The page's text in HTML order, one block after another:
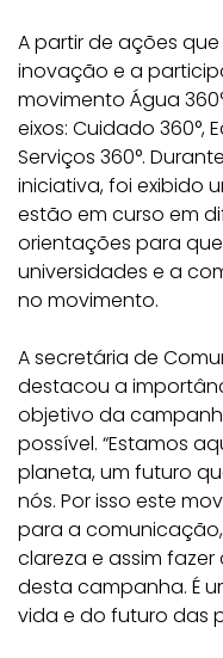
A partir de ações
inovação e a
movimento Água
eixos: Cuidado 360°,
Serviços 360°.
iniciativa, foi exibido
estão em curso em
orientações para
universidades e a
no movimento.
A secretária de
destacou a
objetivo da
possível. “Estamos
planeta, um futuro
nós. Por isso este
para a
clareza e assim
desta campanha. É
vida e do futuro das